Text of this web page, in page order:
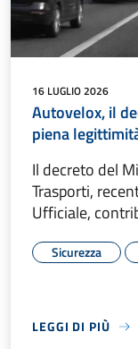
16 LUGLIO 2026
Autovelox, il
piena
Il decreto del
Trasporti,
Ufficiale,
Sicurezza
LEGGI DI PIÙ